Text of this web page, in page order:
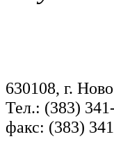
630108, г.
Тел.: (383)
факс: (383)